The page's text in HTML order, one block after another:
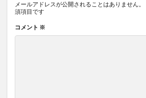
メールアドレスが公開されることはありません。
須項目です
コメント ※